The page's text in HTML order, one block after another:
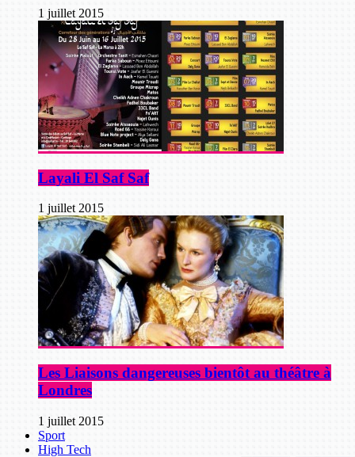
1 juillet 2015
Layali El Saf Saf
1 juillet 2015
Les Liaisons dangereuses bientôt au théâtre à
Londres
1 juillet 2015
Sport
High Tech